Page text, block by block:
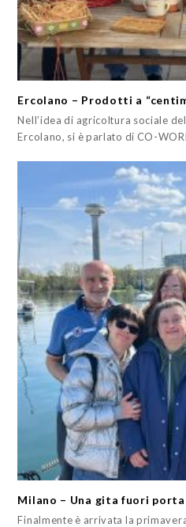
Ercolano – Prodotti a
Nell’idea di agricoltura sociale
Ercolano, si è parlato di CO-
Milano – Una gita fuori porta
Finalmente è arrivata la